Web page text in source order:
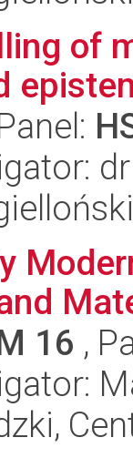
of
16 ,